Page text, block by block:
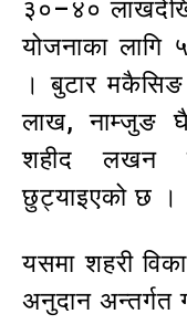
३०–४०
योजनाका
। बुटार
लाख, नाम्जुङ
शहीद लखन
छुट्याइएको छ ।
यसमा शहरी
अनुदान अन्तर्गत